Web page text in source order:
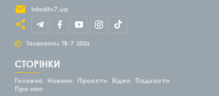
info@tv7.ua
© Телеканал ТВ-7 2026
СТОРІНКИ
Головна Новини Проєкти Відео
Подкасти
Про нас